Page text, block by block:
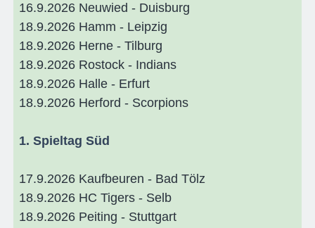
16.9.2026 Neuwied - Duisburg
18.9.2026 Hamm - Leipzig
18.9.2026 Herne - Tilburg
18.9.2026 Rostock - Indians
18.9.2026 Halle - Erfurt
18.9.2026 Herford - Scorpions
1. Spieltag Süd
17.9.2026 Kaufbeuren - Bad Tölz
18.9.2026 HC Tigers - Selb
18.9.2026 Peiting - Stuttgart